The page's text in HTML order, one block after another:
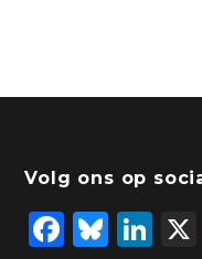
Volg ons op
F
Bl
Li